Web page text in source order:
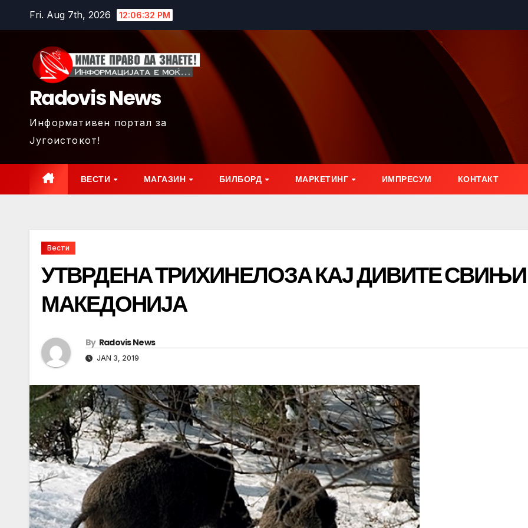
Fri. Aug 7th, 2026 12:06:34 PM
Radovis News
Информативен портал за
Југоистокот!
ВЕСТИ МАГАЗИН БИЛБОРД МАРКЕТИНГ ИМПРЕСУМ КОНТАКТ
Вести
УТВРДЕНА ТРИХИНЕЛОЗА КАЈ ДИВИТЕ
МАКЕДОНИЈА
By Radovis News
JAN 3, 2019